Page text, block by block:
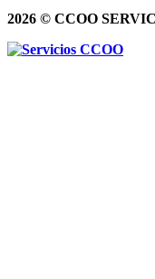
2026 © CCOO